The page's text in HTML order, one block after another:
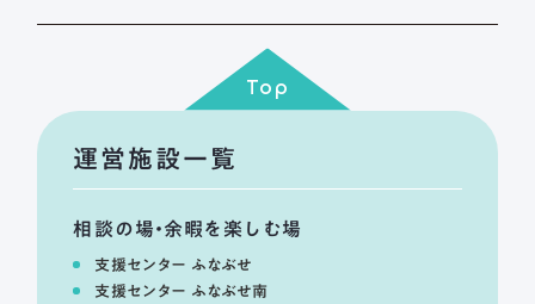
Top
運営施設一覧
相談の場・余暇を楽しむ場
支援センター ふなぶせ
支援センター ふなぶせ南